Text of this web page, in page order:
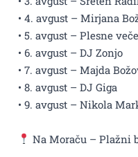
• 4. avgust – Mirjana
• 5. avgust – Plesne
• 6. avgust – DJ Zonjo
• 7. avgust – Majda
• 8. avgust – DJ Giga
• 9. avgust – Nikola
Na Moraču – Plažni